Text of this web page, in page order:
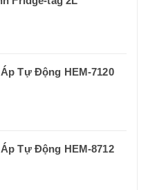
Tự Động HEM-7120
Tự Động HEM-8712